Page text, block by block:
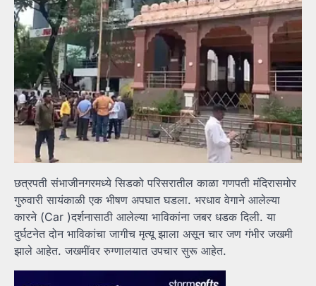
छत्रपती संभाजीनगरमध्ये सिडको परिसरातील काळा गणपती मंदिरासमोर
गुरुवारी सायंकाळी एक भीषण अपघात घडला. भरधाव वेगाने आलेल्या
कारने (Car )दर्शनासाठी आलेल्या भाविकांना जबर धडक दिली. या
दुर्घटनेत दोन भाविकांचा जागीच मृत्यू झाला असून चार जण गंभीर जखमी
झाले आहेत. जखमींवर रुग्णालयात उपचार सुरू आहेत.